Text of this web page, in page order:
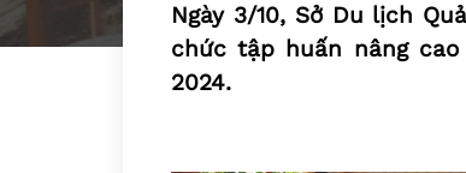
Ngày 3/10, Sở Du lịch
chức tập huấn nâng
2024.